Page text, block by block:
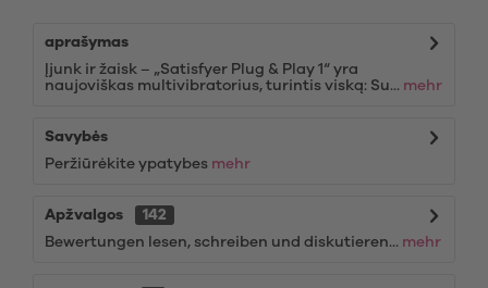
aprašymas
Įjunk ir žaisk – „Satisfyer Plug & Play 1“ yra
naujoviškas multivibratorius, turintis viską: Su... mehr
Savybės
Peržiūrėkite ypatybes mehr
Apžvalgos
142
Bewertungen lesen, schreiben und diskutieren... mehr